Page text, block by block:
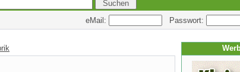
eMail: Passwort: